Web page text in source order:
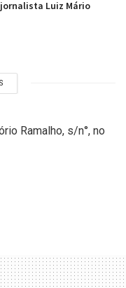
Luiz Mário
Ramalho, s/n°, no